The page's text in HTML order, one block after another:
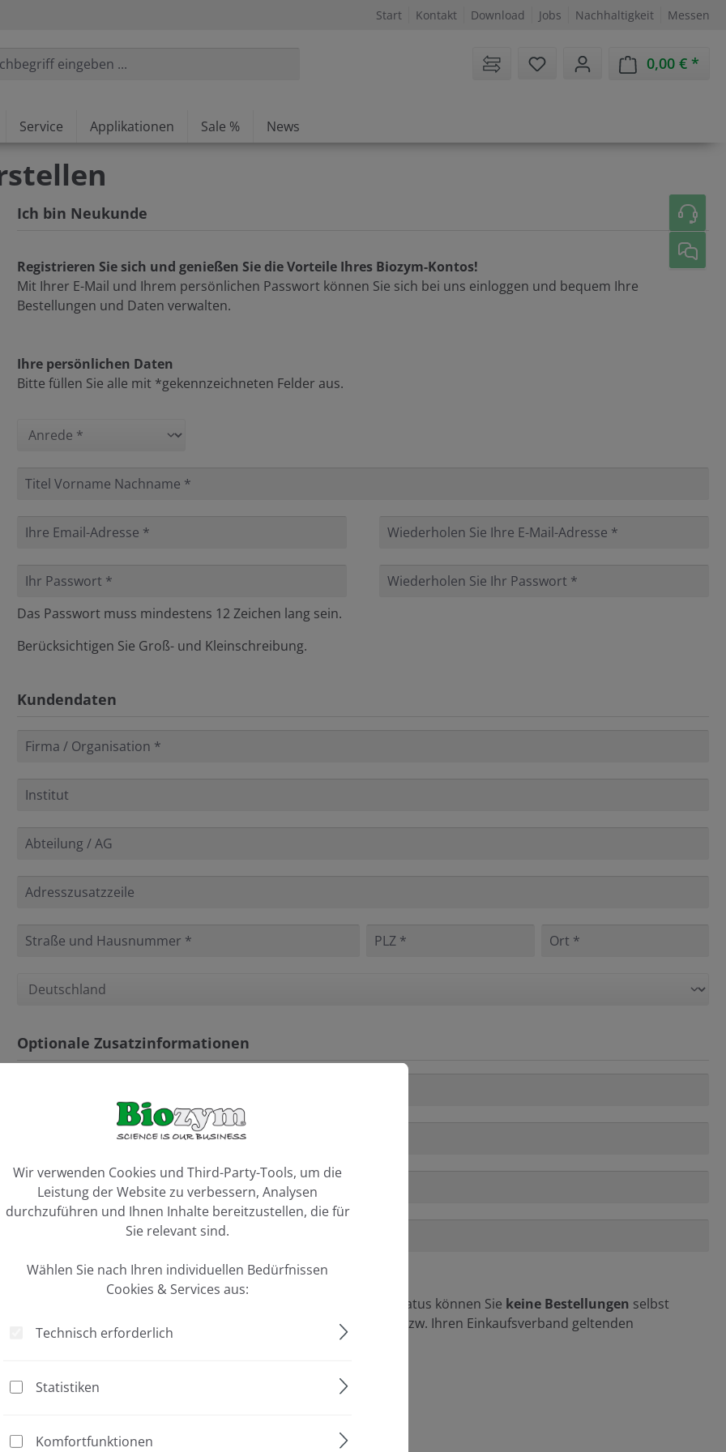
Start Kontakt Download Jobs Nachhaltigkeit Messen
Sie haben 0 Artikel auf dem
0,00 €
Service Applikationen Sale % News
Ich bin Neukunde
Registrieren Sie sich und genießen Sie die Vorteile Ihres Biozym-Kontos!
Mit Ihrer E-Mail und Ihrem persönlichen Passwort können Sie sich bei uns einloggen und bequem Ihre
Bestellungen und Daten verwalten.
Ihre persönlichen Daten
Bitte füllen Sie alle mit *gekennzeichneten Felder aus.
Persönliche Informationen
Das Passwort muss mindestens 12 Zeichen lang sein.
Berücksichtigen Sie Groß- und Kleinschreibung.
Kundendaten
Optionale Zusatzinformationen
Ich bin "Info-Kunde"
Ihr Kundenkonto ist als „Info-Kunde“ registriert, in diesem Status können Sie keine Bestellungen selbst
auslösen. Ihnen werden in diesem Status die für Ihr Institut bzw. Ihren Einkaufsverband geltenden
Sonderpreiseangezeigt
Wir verwenden Cookies und Third-Party-Tools, um die
Leistung der Website zu verbessern, Analysen
durchzuführen und Ihnen Inhalte bereitzustellen, die für
Sie relevant sind.
Wählen Sie nach Ihren individuellen Bedürfnissen
Cookies & Services aus:
Technisch erforderlich
Statistiken
Komfortfunktionen